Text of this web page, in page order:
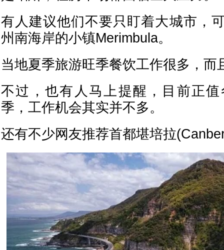
有人建议他们不要只盯着大城市，
州南海岸的小镇Merimbula。
当地夏季旅游旺季餐饮工作很多，而
不过，也有人马上提醒，目前正
季，工作机会其实并不多。
还有不少网友推荐首都堪培拉